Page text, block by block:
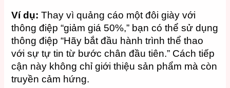
Ví dụ: Thay vì quảng cáo một đôi giày với
thông điệp “giảm giá 50%,” bạn có thể sử dụng
thông điệp “Hãy bắt đầu hành trình thể thao
với sự tự tin từ bước chân đầu tiên.” Cách tiếp
cận này không chỉ giới thiệu sản phẩm mà còn
truyền cảm hứng.